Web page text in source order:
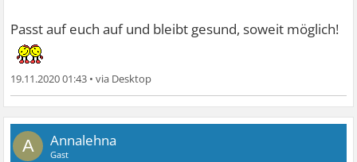
Passt auf euch auf und bleibt gesund, soweit möglich!
19.11.2020 01:43 •
A Annalehna
Gast